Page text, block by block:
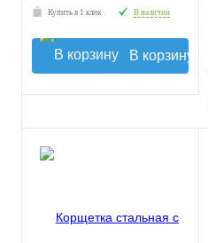
Купить в 1 клик В наличии
В корзину